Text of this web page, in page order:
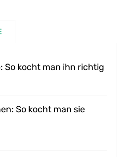
So kocht man ihn richtig
So kocht man sie